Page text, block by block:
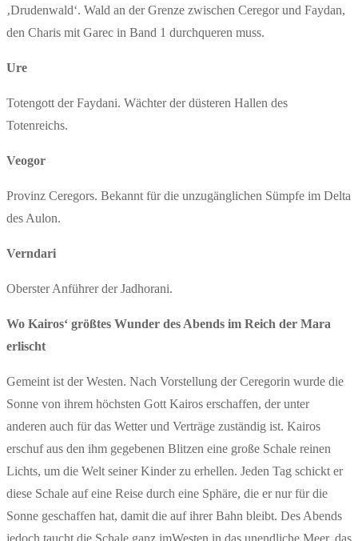
‚Drudenwald‘. Wald an der Grenze zwischen Ceregor und Faydan,
den Charis mit Garec in Band 1 durchqueren muss.
Ure
Totengott der Faydani. Wächter der düsteren Hallen des
Totenreichs.
Veogor
Provinz Ceregors. Bekannt für die unzugänglichen Sümpfe im Delta
des Aulon.
Verndari
Oberster Anführer der Jadhorani.
Wo Kairos‘ größtes Wunder des Abends im Reich der Mara
erlischt
Gemeint ist der Westen. Nach Vorstellung der Ceregorin wurde die
Sonne von ihrem höchsten Gott Kairos erschaffen, der unter
anderen auch für das Wetter und Verträge zuständig ist. Kairos
erschuf aus den ihm gegebenen Blitzen eine große Schale reinen
Lichts, um die Welt seiner Kinder zu erhellen. Jeden Tag schickt er
diese Schale auf eine Reise durch eine Sphäre, die er nur für die
Sonne geschaffen hat, damit die auf ihrer Bahn bleibt. Des Abends